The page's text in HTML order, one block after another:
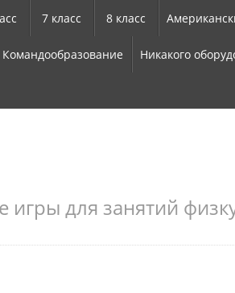
7 класс 8 класс
Командообразование Никакого
для занятий